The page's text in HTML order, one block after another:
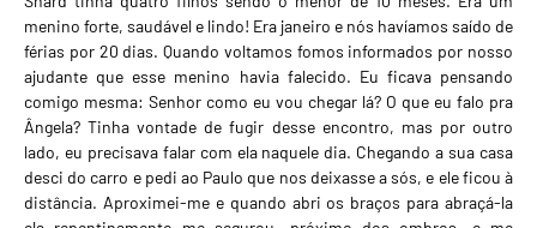
menino forte, saudável e lindo! Era janeiro e nós havíamos saído de
férias por 20 dias. Quando voltamos fomos informados por nosso
ajudante que esse menino havia falecido. Eu ficava pensando
comigo mesma: Senhor como eu vou chegar lá? O que eu falo pra
Ângela? Tinha vontade de fugir desse encontro, mas por outro
lado, eu precisava falar com ela naquele dia. Chegando a sua casa
desci do carro e pedi ao Paulo que nos deixasse a sós, e ele ficou à
distância. Aproximei-me e quando abri os braços para abraçá-la